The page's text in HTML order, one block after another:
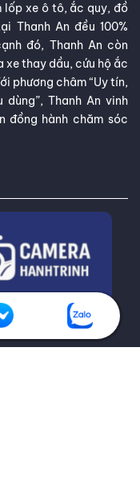
lốp xe ô tô, ắc quy, đồ
Thanh An đều 100%
đó, Thanh An còn
xe thay dầu, cứu hộ ắc
phương châm “Uy tín,
Thanh An vinh
đồng hành chăm sóc